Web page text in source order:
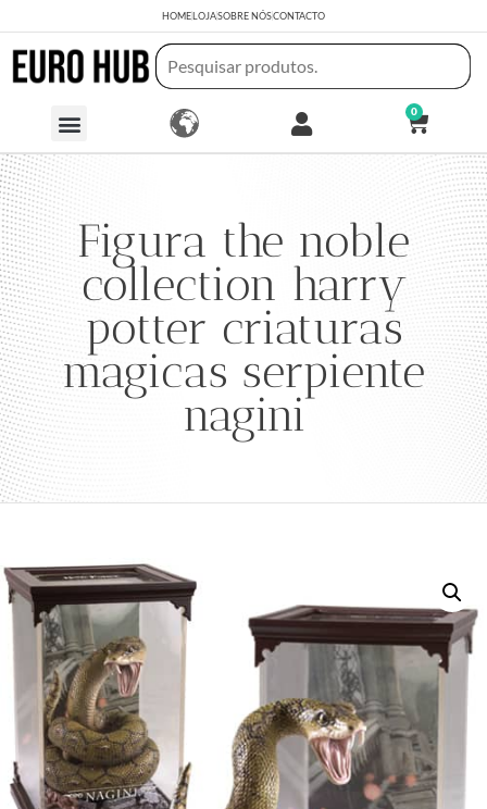
HOMELOJASOBRE NÓSCONTACTO
0
Figura the noble
collection harry
potter criaturas
magicas serpiente
nagini